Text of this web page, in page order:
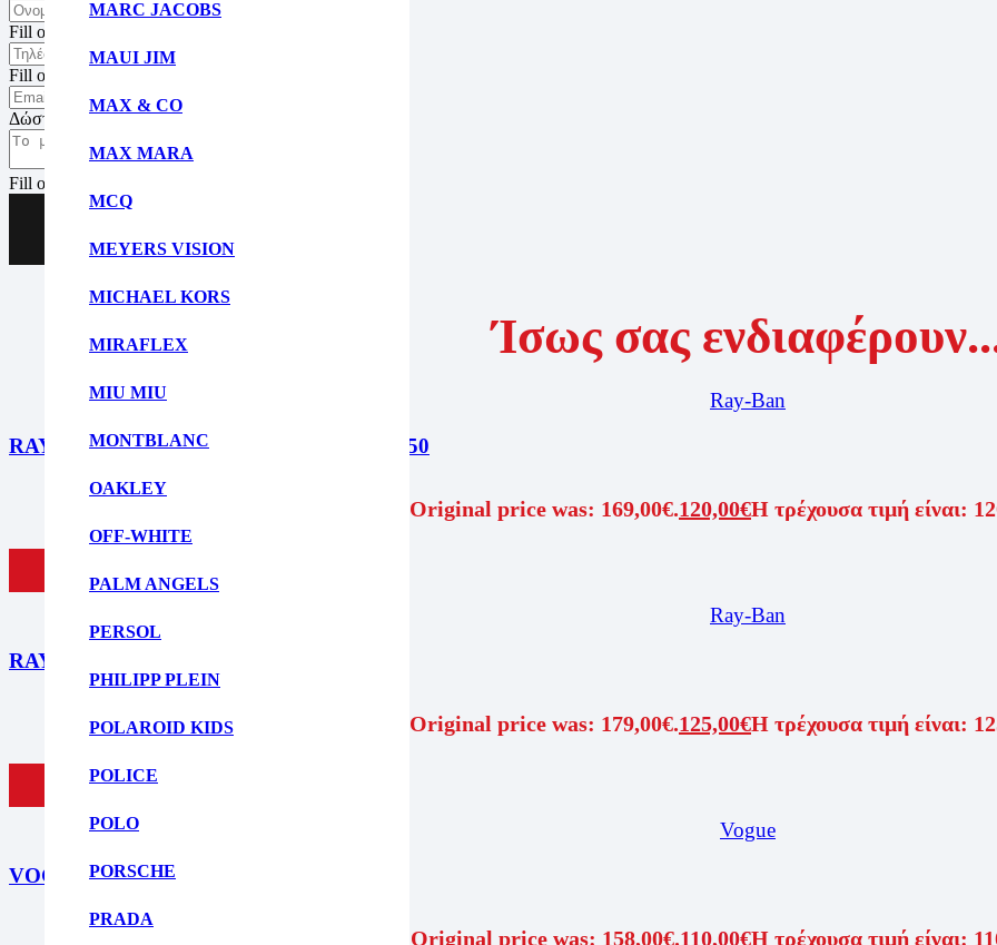
MARC JACOBS
MAUI JIM
MAX & CO
MAX MARA
MCQ
MEYERS VISION
MICHAEL KORS
MIRAFLEX
MIU MIU
MONTBLANC
OAKLEY
OFF-WHITE
PALM ANGELS
PERSOL
PHILIPP PLEIN
POLAROID KIDS
POLICE
POLO
PORSCHE
PRADA
Fill out this field
Fill out this field
Δώστε μια έγκυρη ηλ. διεύθυνση.
Fill out this field
Ίσως σας
Ray-Ban
RAY BAN RX4340V – Wayfarer ease 2012 50
Original price was: 169,00€.120,00€Η τρέχουσα τιμή είναι:
Ray-Ban
RAY BAN RX7239 – Alain 2001 49
Original price was: 179,00€.125,00€Η τρέχουσα τιμή είναι:
ΠΡΟΣΘΗΚΗ ΣΤΟ ΚΑΛΑΘΙ
Vogue
VOGUE 0VO4352S 513871
Original price was: 158,00€.110,00€Η τρέχουσα τιμή είναι: